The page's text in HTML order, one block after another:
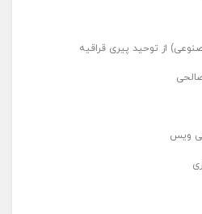
از توحید پیری قراقیه
ویس